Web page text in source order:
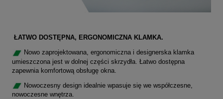
ŁATWO DOSTĘPNA, ERGONOMICZNA KLAMKA.
Nowo zaprojektowana, ergonomiczna i designerska klamka
umieszczona jest w dolnej części skrzydła. Łatwo dostępna
zapewnia komfortową obsługę okna.
Nowoczesny design idealnie wpasuje się we współczesne,
nowoczesne wnętrza.